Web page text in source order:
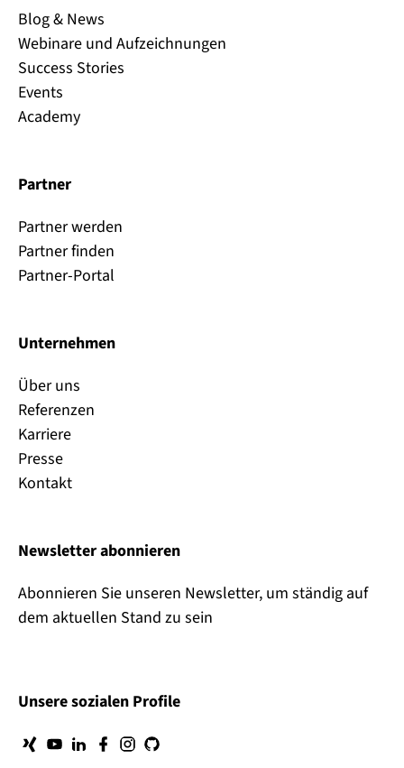
Blog & News
Webinare und Aufzeichnungen
Success Stories
Events
Academy
Partner
Partner werden
Partner finden
Partner-Portal
Unternehmen
Über uns
Referenzen
Karriere
Presse
Kontakt
Newsletter abonnieren
Abonnieren Sie unseren Newsletter, um ständig auf
dem aktuellen Stand zu sein
Unsere sozialen Profile